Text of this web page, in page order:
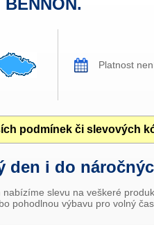
Platnost
podmínek či slevových
den i do
slevu na veškeré
pohodlnou výbavu pro volný